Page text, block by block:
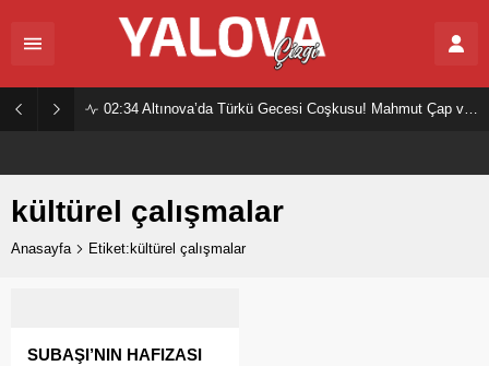
02:34 Altınova’da Türkü Gecesi Coşkusu! Mahmut Çap ve Ekibi Vatandaşları Buluşturdu
kültürel çalışmalar
Anasayfa Etiket:kültürel çalışmalar
SUBAŞI’NIN HAFIZASI